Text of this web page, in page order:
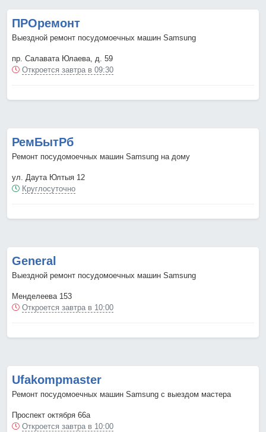
ПРОремонт
Выездной ремонт посудомоечных машин Samsung
пр. Салавата Юлаева, д. 59
Откроется завтра в 09:30
РемБытРб
Ремонт посудомоечных машин Samsung на дому
ул. Даута Юлтыя 12
Круглосуточно
General
Выездной ремонт посудомоечных машин Samsung
Менделеева 153
Откроется завтра в 10:00
Ufakompmaster
Ремонт посудомоечных машин Samsung с выездом мастера
Проспект октября 66а
Откроется завтра в 10:00